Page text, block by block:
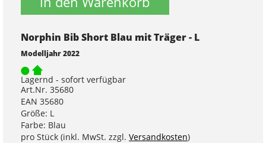
Norphin Bib Short Blau mit Träger - L
Modelljahr 2022
Lagernd - sofort verfügbar
Art.Nr. 35680
EAN 35680
Größe: L
Farbe: Blau
pro Stück (inkl. MwSt. zzgl. Versandkosten)